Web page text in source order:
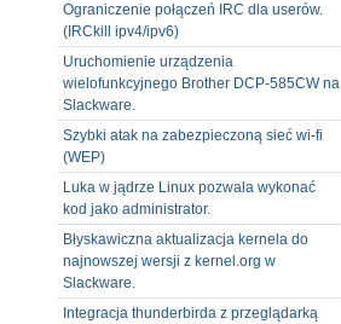
Ograniczenie połączeń IRC dla userów.
(IRCkill ipv4/ipv6)
Uruchomienie urządzenia
wielofunkcyjnego Brother DCP-585CW na
Slackware.
Szybki atak na zabezpieczoną sieć wi-fi
(WEP)
Luka w jądrze Linux pozwala wykonać
kod jako administrator.
Błyskawiczna aktualizacja kernela do
najnowszej wersji z kernel.org w
Slackware.
Integracja thunderbirda z przeglądarką